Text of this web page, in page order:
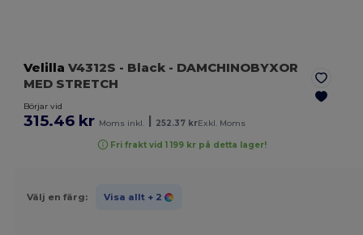
Velilla V4312S - Black - DAMCHINOBYXOR
MED STRETCH
Börjar vid
315.46 kr Moms inkl. 252.37 krExkl. Moms
Fri frakt vid 1 199 kr på detta lager!
Välj en färg: Visa allt + 2